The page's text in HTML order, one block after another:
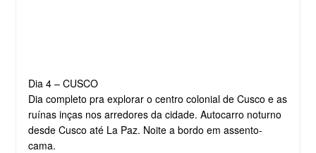
Dia 4 – CUSCO
Dia completo pra explorar o centro colonial de Cusco e as
ruínas inças nos arredores da cidade. Autocarro noturno
desde Cusco até La Paz. Noite a bordo em assento-
cama.